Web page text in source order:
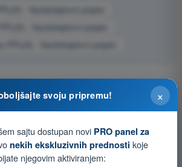
- Vazduhoplovni propisi
- Vazduhoplovni propisi
PPL(H) - Vazduhoplovni propisi
×
svoju pripremu!
sajtu dostupan novi PRO panel za
nekih ekskluzivnih prednosti koje
njegovim aktiviranjem: